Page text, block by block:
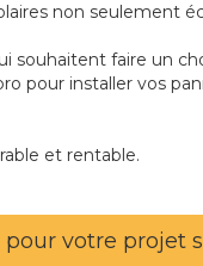
non seulement
faire un
pour installer vos
et rentable.
votre projet